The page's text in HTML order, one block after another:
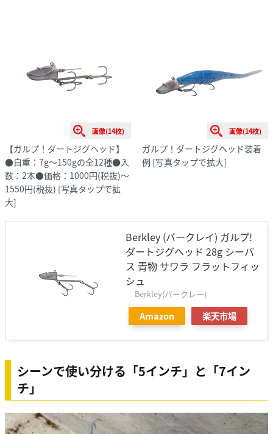
画像(14枚)
【ガルプ！ダートジグヘッド】
●自重：7g～150gの全12種●入
数：2本●価格：1000円(税抜)～
1550円(税抜) [写真タップで拡
大]
画像(14枚)
ガルプ！ダートジグヘッド装着
例 [写真タップで拡大]
Berkley (バークレイ) ガルプ!
ダートジグヘッド 28g シーバ
ス 青物 サワラ フラットフィッ
シュ
Berkley(バークレー)
Amazon 楽天市場
シーンで使い分ける「5インチ」と「7イン
チ」